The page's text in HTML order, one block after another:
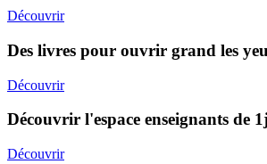
Découvrir
Des livres pour ouvrir grand les
Découvrir
Découvrir l'espace enseignants de
Découvrir